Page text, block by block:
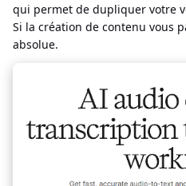
qui permet de dupliquer votre
Si la création de contenu vous
absolue.